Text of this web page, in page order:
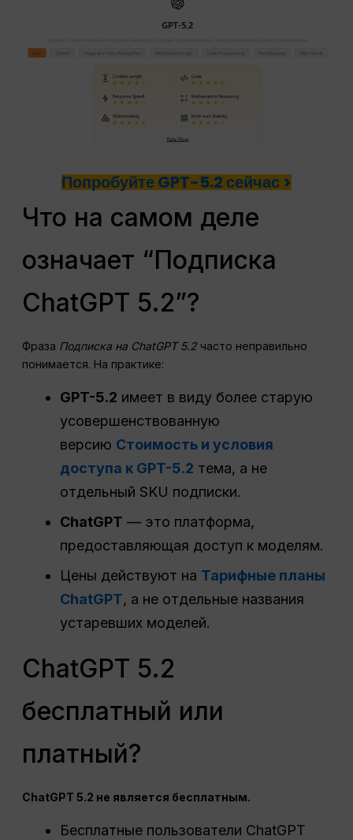
Попробуйте GPT-5.2 сейчас >
Что на самом деле
означает “Подписка
ChatGPT 5.2”?
Фраза Подписка на ChatGPT 5.2 часто неправильно
понимается. На практике:
GPT-5.2 имеет в виду более старую
усовершенствованную
версию Стоимость и условия
доступа к GPT-5.2 тема, а не
отдельный SKU подписки.
ChatGPT — это платформа,
предоставляющая доступ к моделям.
Цены действуют на Тарифные планы
ChatGPT, а не отдельные названия
устаревших моделей.
ChatGPT 5.2
бесплатный или
платный?
ChatGPT 5.2 не является бесплатным.
Бесплатные пользователи ChatGPT